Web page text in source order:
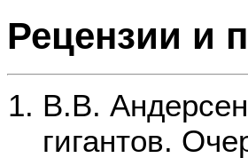
Рецензии и
В.В.
гигантов.